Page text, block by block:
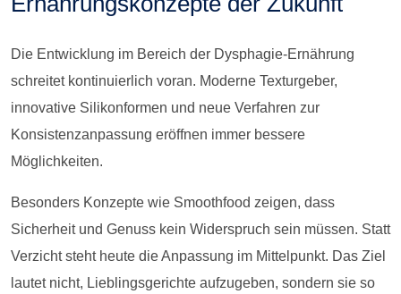
Die Entwicklung im Bereich der Dysphagie-Ernährung
schreitet kontinuierlich voran. Moderne Texturgeber,
innovative Silikonformen und neue Verfahren zur
Konsistenzanpassung eröffnen immer bessere
Möglichkeiten.
Besonders Konzepte wie Smoothfood zeigen, dass
Sicherheit und Genuss kein Widerspruch sein müssen. Statt
Verzicht steht heute die Anpassung im Mittelpunkt. Das Ziel
lautet nicht, Lieblingsgerichte aufzugeben, sondern sie so